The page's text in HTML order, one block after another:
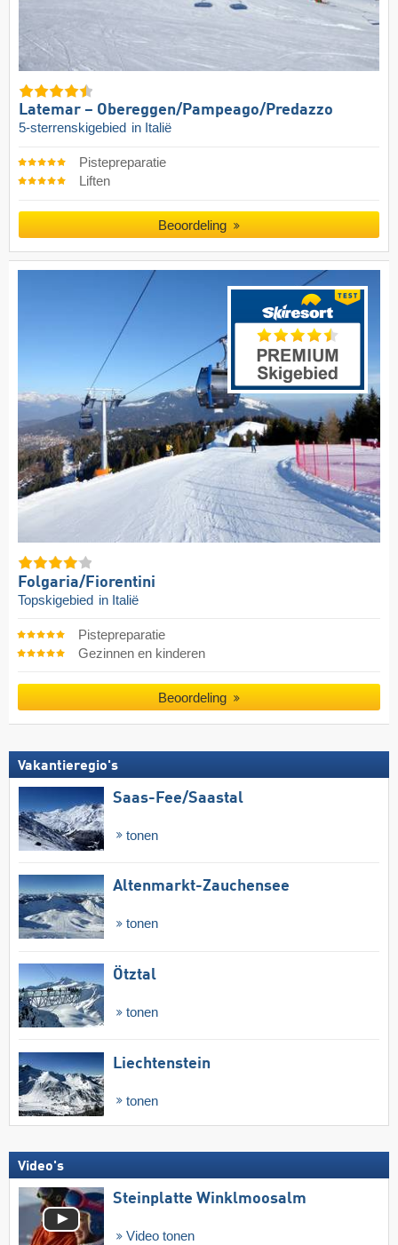
Latemar – Obereggen/​Pampeago/​Predazzo
5-sterrenskigebied in Italië
Pistepreparatie
Liften
Beoordeling
Folgaria/​Fiorentini
Topskigebied in Italië
Pistepreparatie
Gezinnen en kinderen
Beoordeling
Vakantieregio's
Saas-Fee/​Saastal
tonen
Altenmarkt-Zauchensee
tonen
Ötztal
tonen
Liechtenstein
tonen
Video's
Steinplatte Winklmoosalm
Video tonen